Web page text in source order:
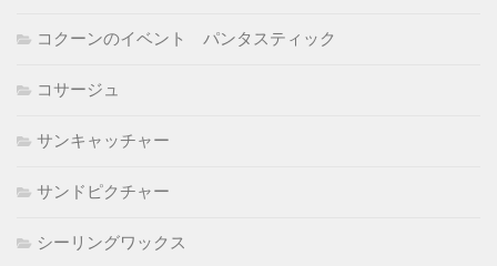
コクーンのイベント パンタスティック
コサージュ
サンキャッチャー
サンドピクチャー
シーリングワックス